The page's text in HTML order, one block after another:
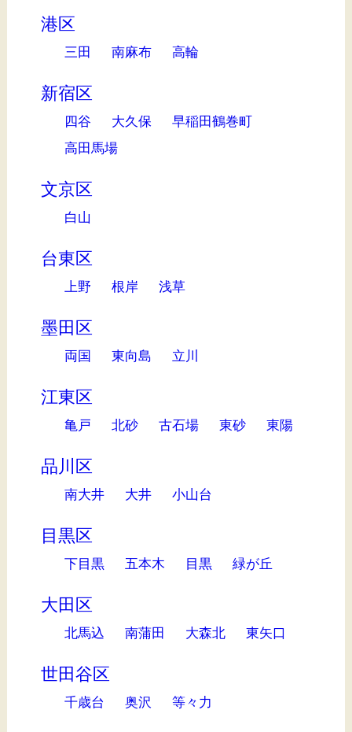
港区
三田 南麻布 高輪
新宿区
四谷 大久保
早稲田鶴巻町
高田馬場
文京区
白山
台東区
上野 根岸 浅草
墨田区
両国 東向島 立川
江東区
亀戸 北砂 古石場 東砂 東陽
品川区
南大井 大井 小山台
目黒区
下目黒 五本木 目黒 緑が丘
大田区
北馬込 南蒲田 大森北 東矢口
世田谷区
千歳台 奥沢 等々力